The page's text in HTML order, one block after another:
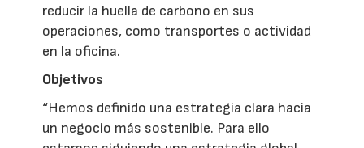
reducir la huella de carbono en sus
operaciones, como transportes o actividad
en la oficina.
Objetivos
“Hemos definido una estrategia clara hacia
un negocio más sostenible. Para ello